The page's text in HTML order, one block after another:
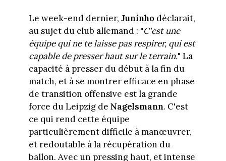
Le week-end dernier, Juninhodéclarait,
au sujet du club allemand : "C'est une
équipe qui ne te laisse pas respirer, qui est
capable de presser haut sur le terrain." La
capacité à presser du début à la fin du
match, et à se montrer efficace en phase
de transition offensive est la grande
force du Leipzig de Nagelsmann. C'est
ce qui rend cette équipe
particulièrement difficile à manœuvrer,
et redoutable à la récupération du
ballon. Avec un pressing haut, et intense